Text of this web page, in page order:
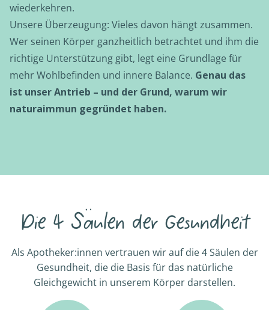
wiederkehren.
Unsere Überzeugung: Vieles davon hängt zusammen.
Wer seinen Körper ganzheitlich betrachtet und ihm die
richtige Unterstützung gibt, legt eine Grundlage für
mehr Wohlbefinden und innere Balance. Genau das
ist unser Antrieb – und der Grund, warum wir
naturaimmun gegründet haben.
Die 4 Säulen der Gesundheit
Als Apotheker:innen vertrauen wir auf die 4 Säulen der
Gesundheit, die die Basis für das natürliche
Gleichgewicht in unserem Körper darstellen.